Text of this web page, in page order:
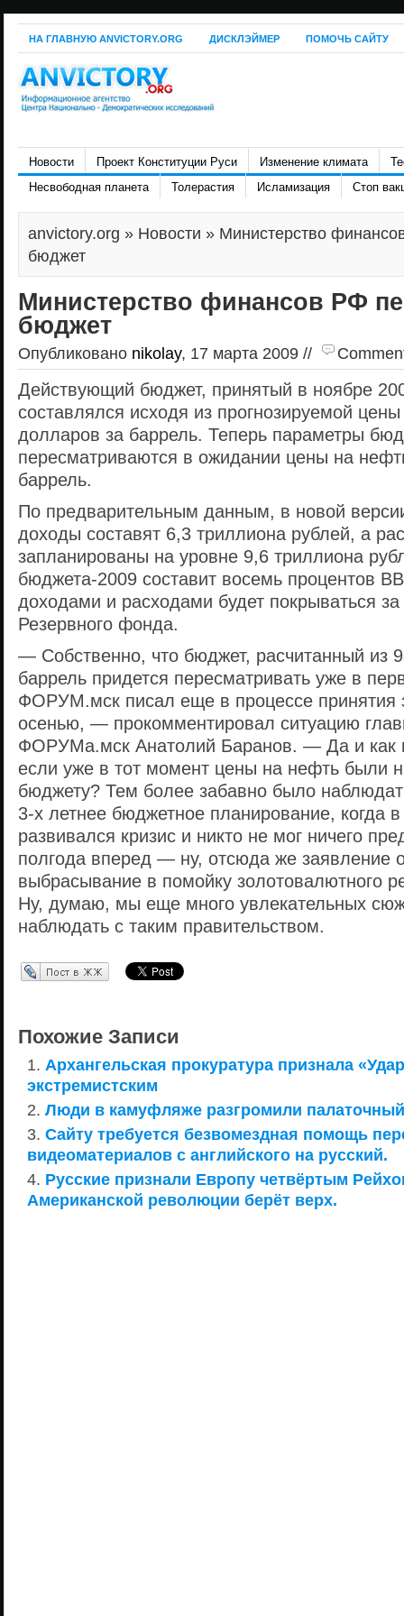
НА ГЛАВНУЮ ANVICTORY.ORG ДИСКЛЭЙМЕР ПОМОЧЬ САЙТУ
Новости Проект Конституции Руси Изменение климата
Несвободная планета
Толерастия Исламизация Стоп
anvictory.org » Новости » Министерство
бюджет
Министерство финансов РФ
бюджет
Опубликовано nikolay, 17 марта 2009 //
Действующий бюджет, принятый в ноябре
составлялся исходя из прогнозируемой
долларов за баррель. Теперь параметры
пересматриваются в ожидании цены на
баррель.
По предварительным данным, в новой
доходы составят 6,3 триллиона рублей, а
запланированы на уровне 9,6 триллиона
бюджета-2009 составит восемь процентов
доходами и расходами будет покрываться за
Резервного фонда.
— Собственно, что бюджет, расчитанный из
баррель придется пересматривать уже в
ФОРУМ.мск писал еще в процессе принятия
осенью, — прокомментировал ситуацию
ФОРУМа.мск Анатолий Баранов. — Да и как
если уже в тот момент цены на нефть были
бюджету? Тем более забавно было
3-х летнее бюджетное планирование, когда
развивался кризис и никто не мог ничего
полгода вперед — ну, отсюда же заявление
выбрасывание в помойку золотовалютного
Ну, думаю, мы еще много увлекательных
наблюдать с таким правительством.
Перепост в ЖЖ
Похожие Записи
Архангельская прокуратура признала
экстремистским
Люди в камуфляже разгромили
Сайту требуется безвомездная помощь
видеоматериалов с английского на русский.
Русские признали Европу четвёртым
Американской революции берёт верх.